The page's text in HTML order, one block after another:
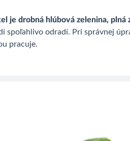
je drobná hlúbová zelenina,
spoľahlivo odradí. Pri správnej
pracuje.